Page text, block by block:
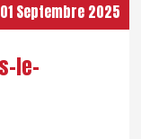
01 Septembre 2025
le-